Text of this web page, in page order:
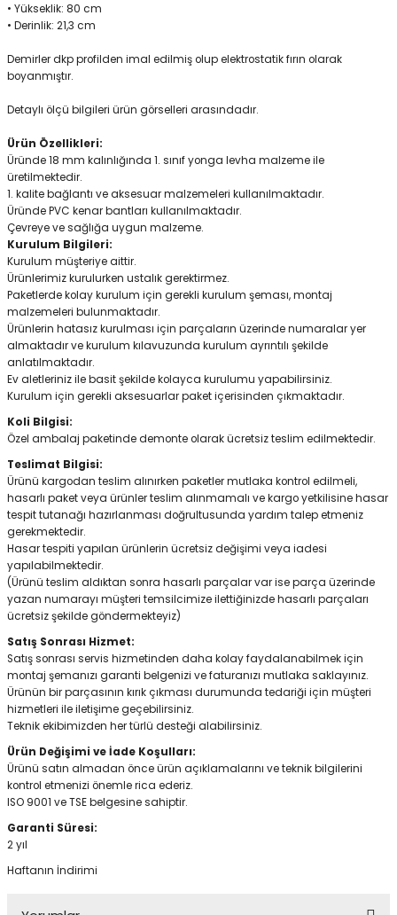
• Yükseklik: 80 cm
• Derinlik: 21,3 cm
Demirler dkp profilden imal edilmiş olup elektrostatik fırın olarak
boyanmıştır.
Detaylı ölçü bilgileri ürün görselleri arasındadır.
Ürün Özellikleri:
Üründe 18 mm kalınlığında 1. sınıf yonga levha malzeme ile
üretilmektedir.
1. kalite bağlantı ve aksesuar malzemeleri kullanılmaktadır.
Üründe PVC kenar bantları kullanılmaktadır.
Çevreye ve sağlığa uygun malzeme.
Kurulum Bilgileri:
Kurulum müşteriye aittir.
Ürünlerimiz kurulurken ustalık gerektirmez.
Paketlerde kolay kurulum için gerekli kurulum şeması, montaj
malzemeleri bulunmaktadır.
Ürünlerin hatasız kurulması için parçaların üzerinde numaralar yer
almaktadır ve kurulum kılavuzunda kurulum ayrıntılı şekilde
anlatılmaktadır.
Ev aletleriniz ile basit şekilde kolayca kurulumu yapabilirsiniz.
Kurulum için gerekli aksesuarlar paket içerisinden çıkmaktadır.
Koli Bilgisi:
Özel ambalaj paketinde demonte olarak ücretsiz teslim edilmektedir.
Teslimat Bilgisi:
Ürünü kargodan teslim alınırken paketler mutlaka kontrol edilmeli,
hasarlı paket veya ürünler teslim alınmamalı ve kargo yetkilisine hasar
tespit tutanağı hazırlanması doğrultusunda yardım talep etmeniz
gerekmektedir.
Hasar tespiti yapılan ürünlerin ücretsiz değişimi veya iadesi
yapılabilmektedir.
(Ürünü teslim aldıktan sonra hasarlı parçalar var ise parça üzerinde
yazan numarayı müşteri temsilcimize ilettiğinizde hasarlı parçaları
ücretsiz şekilde göndermekteyiz)
Satış Sonrası Hizmet:
Satış sonrası servis hizmetinden daha kolay faydalanabilmek için
montaj şemanızı garanti belgenizi ve faturanızı mutlaka saklayınız.
Ürünün bir parçasının kırık çıkması durumunda tedariği için müşteri
hizmetleri ile iletişime geçebilirsiniz.
Teknik ekibimizden her türlü desteği alabilirsiniz.
Ürün Değişimi ve İade Koşulları:
Ürünü satın almadan önce ürün açıklamalarını ve teknik bilgilerini
kontrol etmenizi önemle rica ederiz.
ISO 9001 ve TSE belgesine sahiptir.
Garanti Süresi:
2 yıl
Haftanın İndirimi